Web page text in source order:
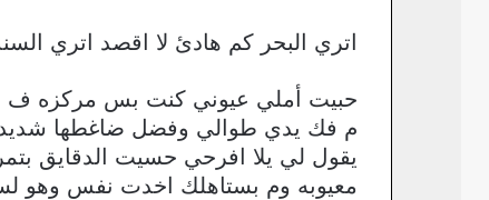
اتري البحر كم هادئ لا اقصد اتري
حبيت أملي عيوني كنت بس مركزه ف
م فك يدي طوالي وفضل ضاغطها شديد
يقول لي يلا افرحي حسيت الدقايق
معيوبه وم بستاهلك اخدت نفس وهو